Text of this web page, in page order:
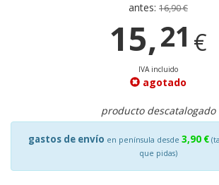
antes: 16,90 €
15,21 €
IVA incluido
agotado
producto descatalogado
gastos de envío en península desde 3,90 €
que pidas)